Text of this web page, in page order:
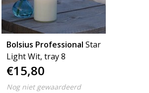
Bolsius Professional Star
Light Wit, tray 8
€15,80
Nog niet gewaardeerd